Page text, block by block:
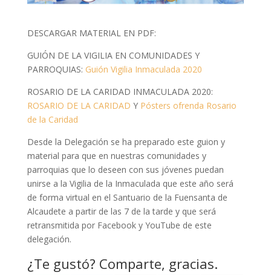
DESCARGAR MATERIAL EN PDF:
GUIÓN DE LA VIGILIA EN COMUNIDADES Y
PARROQUIAS: Guión Vigilia Inmaculada 2020
ROSARIO DE LA CARIDAD INMACULADA 2020:
ROSARIO DE LA CARIDAD Y Pósters ofrenda Rosario
de la Caridad
Desde la Delegación se ha preparado este guion y
material para que en nuestras comunidades y
parroquias que lo deseen con sus jóvenes puedan
unirse a la Vigilia de la Inmaculada que este año será
de forma virtual en el Santuario de la Fuensanta de
Alcaudete a partir de las 7 de la tarde y que será
retransmitida por Facebook y YouTube de este
delegación.
¿Te gustó? Comparte, gracias.